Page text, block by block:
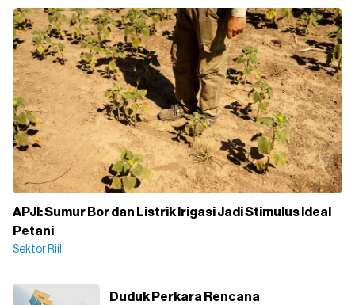
APJI: Sumur Bor dan Listrik Irigasi Jadi Stimulus Ideal
Petani
Sektor Riil
Duduk Perkara Rencana